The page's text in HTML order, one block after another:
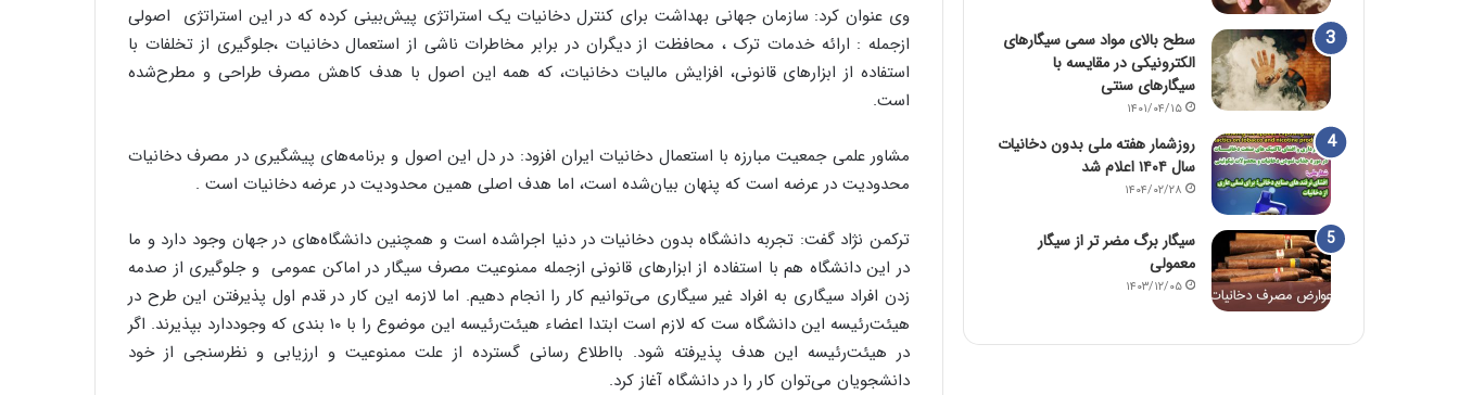
وی عنوان کرد: سازمان جهانی بهداشت برای کنترل دخانیات یک استراتژی پیش‌بینی کرده که در این استراتژی اصولی
ازجمله : ارائه خدمات ترک ، محافظت از دیگران در برابر مخاطرات ناشی از استعمال دخانیات ،جلوگیری از تخلفات با
استفاده از ابزارهای قانونی، افزایش مالیات دخانیات، که همه این اصول با هدف کاهش مصرف طراحی و مطرح‌شده
است.
مشاور علمی جمعیت مبارزه با استعمال دخانیات ایران افزود: در دل این اصول و برنامه‌های پیشگیری در مصرف دخانیات
محدودیت در عرضه است که پنهان بیان‌شده است، اما هدف اصلی همین محدودیت در عرضه دخانیات است .
ترکمن نژاد گفت: تجربه دانشگاه بدون دخانیات در دنیا اجراشده است و همچنین دانشگاه‌های در جهان وجود دارد و ما
در این دانشگاه هم با استفاده از ابزارهای قانونی ازجمله ممنوعیت مصرف سیگار در اماکن عمومی و جلوگیری از صدمه
زدن افراد سیگاری به افراد غیر سیگاری می‌توانیم کار را انجام دهیم. اما لازمه این کار در قدم اول پذیرفتن این طرح در
هیئت‌رئیسه این دانشگاه ست که لازم است ابتدا اعضاء هیئت‌رئیسه این موضوع را با ۱۰ بندی که وجوددارد بپذیرند. اگر
در هیئت‌رئیسه این هدف پذیرفته شود. بااطلاع رسانی گسترده از علت ممنوعیت و ارزیابی و نظرسنجی از خود
دانشجویان می‌توان کار را در دانشگاه آغاز کرد.
سطح بالای مواد سمی سیگارهای
الکترونیکی در مقایسه با
سیگارهای سنتی
۱۴۰۱/۰۴/۱۵
روزشمار هفته ملی بدون دخانیات
سال ۱۴۰۴ اعلام شد
۱۴۰۴/۰۲/۲۸
سیگار برگ مضر تر از سیگار
معمولی
۱۴۰۳/۱۲/۰۵